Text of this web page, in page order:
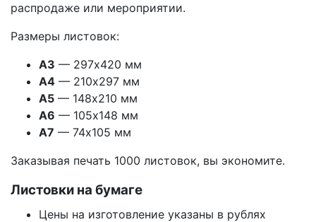
распродаже или мероприятии.
Размеры листовок:
А3 — 297х420 мм
А4 — 210х297 мм
А5 — 148х210 мм
А6 — 105х148 мм
А7 — 74х105 мм
Заказывая печать 1000 листовок, вы экономите.
Листовки на бумаге
Цены на изготовление указаны в рублях